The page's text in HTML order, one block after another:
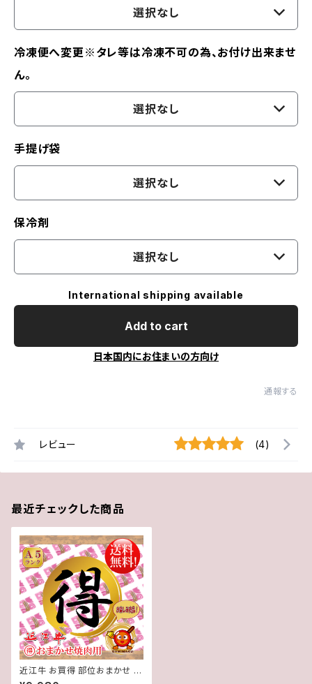
選択なし
冷凍便へ変更※タレ等は冷凍不可の為、お付け出来ませ
ん。
選択なし
手提げ袋
選択なし
保冷剤
選択なし
International shipping available
Add to cart
日本国内にお住まいの方向け
通報する
レビュー (4)
最近チェックした商品
近江牛 お買得 部位おまかせ 焼
肉 用（3～4人前）700g【 冷蔵